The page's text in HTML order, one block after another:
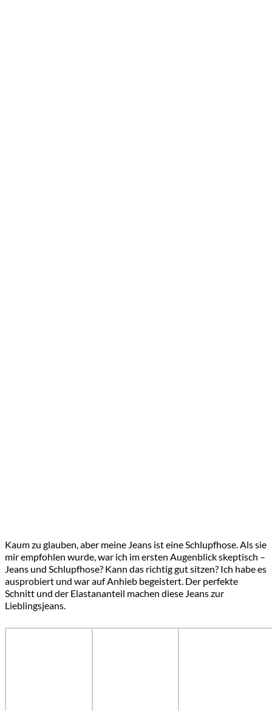
Kaum zu glauben, aber meine Jeans ist eine Schlupfhose. Als sie
mir empfohlen wurde, war ich im ersten Augenblick skeptisch –
Jeans und Schlupfhose? Kann das richtig gut sitzen? Ich habe es
ausprobiert und war auf Anhieb begeistert. Der perfekte
Schnitt und der Elastananteil machen diese Jeans zur
Lieblingsjeans.